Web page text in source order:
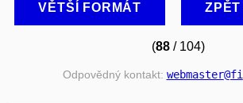
VĚTŠÍ FORMÁT
(88/ 104)
Odpovědný kontakt: webmaster@fi